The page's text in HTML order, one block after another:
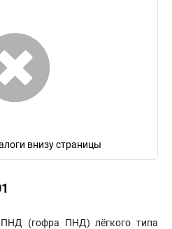
внизу страницы
(гофра ПНД) лёгкого типа